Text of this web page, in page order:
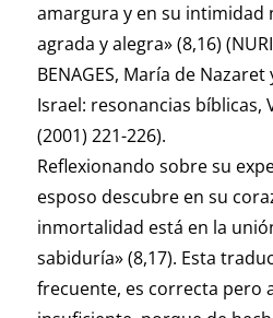
amargura y en su intimidad
agrada y alegra» (8,16)
BENAGES, María de
Israel: resonancias bíblicas,
(2001) 221-226).
Reflexionando sobre su
esposo descubre en su
inmortalidad está en la
sabiduría» (8,17). Esta
frecuente, es correcta pero